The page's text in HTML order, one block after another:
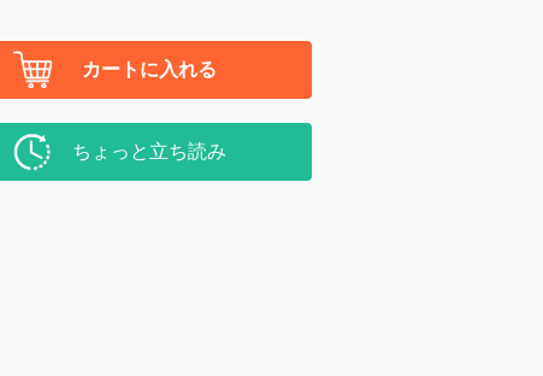
カートに入れる
ちょっと立ち読み